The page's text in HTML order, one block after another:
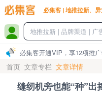
必集客 | 地推拉新、
必集客开通VIP，享12项推
首页 文章专栏 文章详情
缝纫机旁也能“种”出